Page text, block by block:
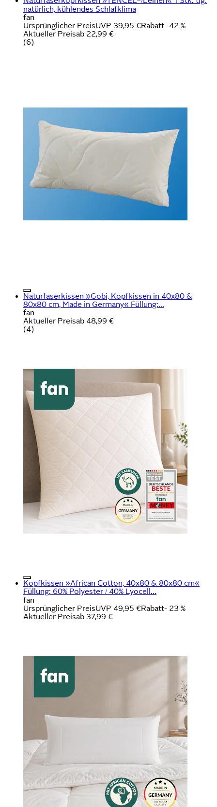
natürlich, kühlendes Schlafklima
fan
Ursprünglicher PreisUVP 39,95 €Rabatt- 42 %
Aktueller Preisab 22,99 €
(6)
Naturfaserkissen »Gobi, Kopfkissen in 40x80 &
80x80 cm, Made in Germany« Füllung:...
fan
Aktueller Preisab 48,99 €
(4)
Kopfkissen »African Cotton, 40x80 & 80x80 cm«
Füllung: 60% Polyester / 40% Lyocell...
fan
Ursprünglicher PreisUVP 49,95 €Rabatt- 23 %
Aktueller Preisab 37,99 €